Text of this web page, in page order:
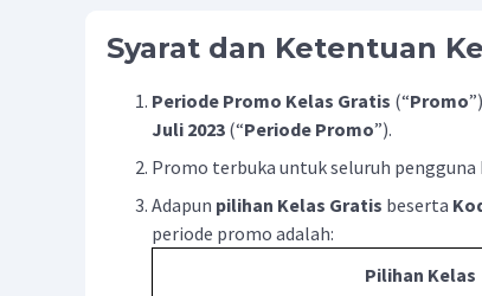
Syarat dan Ketentuan
Periode Promo Kelas Gratis (“Promo
Juli 2023 (“Periode Promo”).
Promo terbuka untuk seluruh
Adapun pilihan Kelas Gratis beserta
periode promo adalah:
Pilihan Kelas